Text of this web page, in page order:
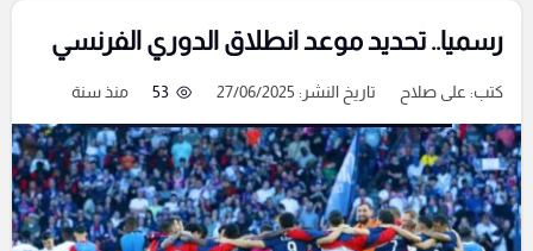
رسميا.. تحديد موعد انطلاق الدوري الفرنسي
كتب: على صلاح تاريخ النشر: 27/06/2025 53 منذ سنة